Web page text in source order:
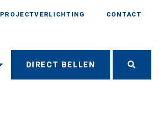
PROJECTVERLICHTING CONTACT
DIRECT BELLEN